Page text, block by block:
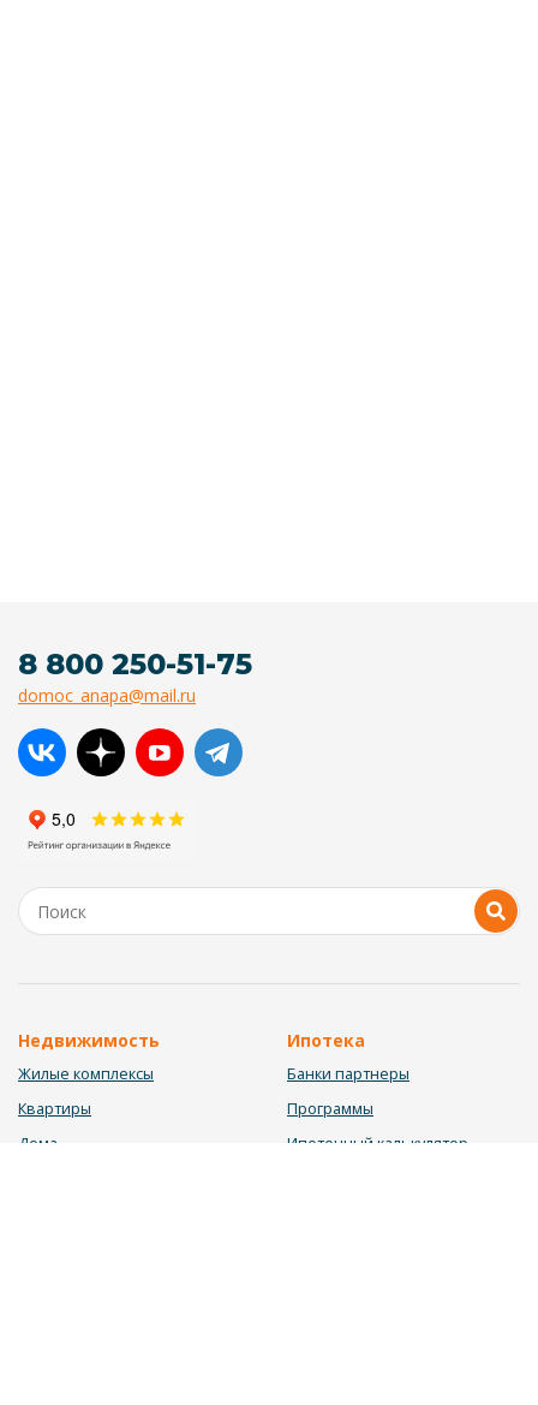
8 800 250-51-75
domoc_anapa@mail.ru
Недвижимость
Жилые комплексы
Квартиры
Дома
Ипотека
Банки партнеры
Программы
Ипотечный калькулятор